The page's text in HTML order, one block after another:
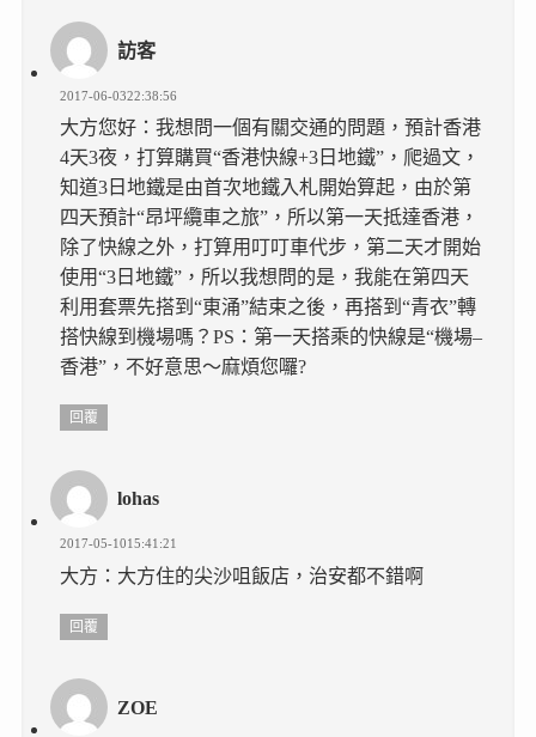
訪客
2017-06-0322:38:56
大方您好：我想問一個有關交通的問題，預計香港
4天3夜，打算購買“香港快線+3日地鐵”，爬過文，
知道3日地鐵是由首次地鐵入札開始算起，由於第
四天預計“昂坪纜車之旅”，所以第一天抵達香港，
除了快線之外，打算用叮叮車代步，第二天才開始
使用“3日地鐵”，所以我想問的是，我能在第四天
利用套票先搭到“東涌”結束之後，再搭到“青衣”轉
搭快線到機場嗎？PS：第一天搭乘的快線是“機場–
香港”，不好意思～麻煩您囉?
回覆
lohas
2017-05-1015:41:21
大方：大方住的尖沙咀飯店，治安都不錯啊
回覆
ZOE